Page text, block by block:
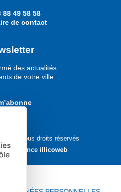
88 49 58 58
de contact
des actualités
de votre ville
- Tous droits réservés
l'agence illicoweb